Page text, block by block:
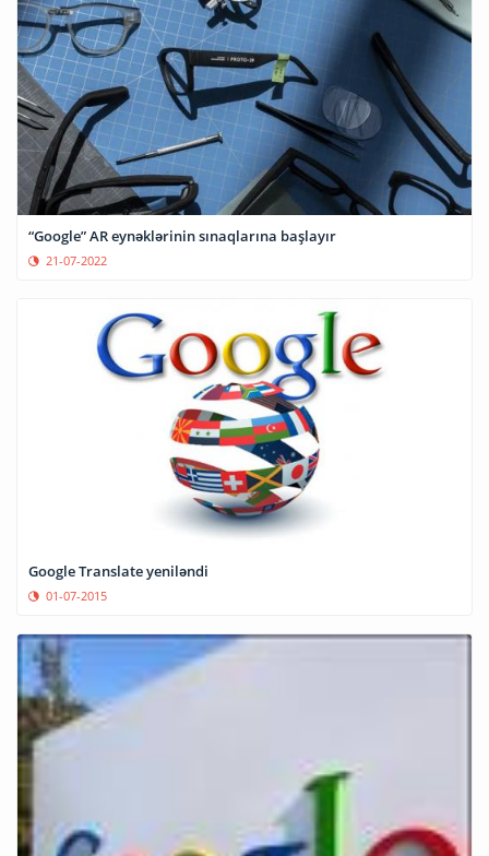
“Google” AR eynəklərinin sınaqlarına başlayır
21-07-2022
Google Translate yeniləndi
01-07-2015